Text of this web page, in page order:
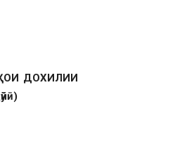
ДОХИЛИИ